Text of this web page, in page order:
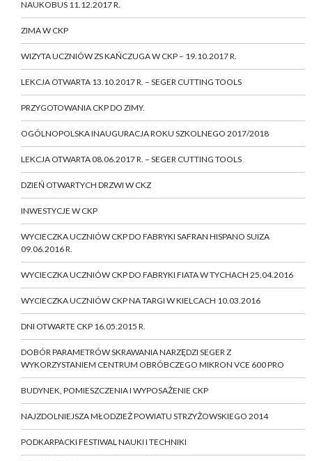
NAUKOBUS 11.12.2017 R.
ZIMA W CKP
WIZYTA UCZNIÓW ZS KAŃCZUGA W CKP – 19.10.2017 R.
LEKCJA OTWARTA 13.10.2017 R. – SEGER CUTTING TOOLS
PRZYGOTOWANIA CKP DO ZIMY.
OGÓLNOPOLSKA INAUGURACJA ROKU SZKOLNEGO 2017/2018
LEKCJA OTWARTA 08.06.2017 R. – SEGER CUTTING TOOLS
DZIEŃ OTWARTYCH DRZWI W CKZ
INWESTYCJE W CKP
WYCIECZKA UCZNIÓW CKP DO FABRYKI SAFRAN HISPANO SUIZA
09.06.2016 R.
WYCIECZKA UCZNIÓW CKP DO FABRYKI FIATA W TYCHACH 25.04.2016
WYCIECZKA UCZNIÓW CKP NA TARGI W KIELCACH 10.03.2016
DNI OTWARTE CKP 16.05.2015 R.
DOBÓR PARAMETRÓW SKRAWANIA NARZĘDZI SEGER Z
WYKORZYSTANIEM CENTRUM OBRÓBCZEGO MIKRON VCE 600 PRO
BUDYNEK, POMIESZCZENIA I WYPOSAŻENIE CKP
NAJZDOLNIEJSZA MŁODZIEŻ POWIATU STRZYŻOWSKIEGO 2014
PODKARPACKI FESTIWAL NAUKI I TECHNIKI